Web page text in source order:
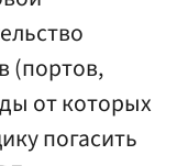
(портов,
от которых
погасить